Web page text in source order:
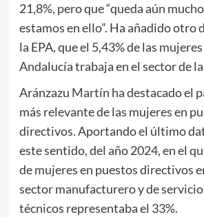
21,8%, pero que “queda aún
estamos en ello”. Ha añadido otro
la EPA, que el 5,43% de las
Andalucía trabaja en el sector de
Aránzazu Martín ha destacado el
más relevante de las mujeres en
directivos. Aportando el último
este sentido, del año 2024, en el
de mujeres en puestos directivos
sector manufacturero y de
técnicos representaba el 33%.